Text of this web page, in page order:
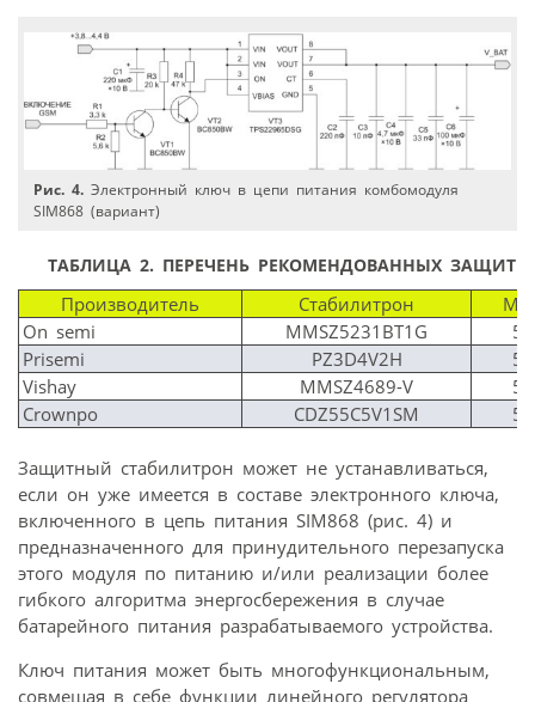
Рис. 4. Электронный ключ в цепи питания комбомодуля
SIM868 (вариант)
ТАБЛИЦА 2. ПЕРЕЧЕНЬ РЕКОМЕНДОВАННЫХ
Производитель Стабилитрон
On semi
MMSZ5231BT1G
Prisemi
PZ3D4V2H
Vishay
MMSZ4689-V
Crownpo
CDZ55C5V1SM
Защитный стабилитрон может не устанавливаться,
если он уже имеется в составе электронного ключа,
включенного в цепь питания SIM868 (рис. 4) и
предназначенного для принудительного перезапуска
этого модуля по питанию и/или реализации более
гибкого алгоритма энергосбережения в случае
батарейного питания разрабатываемого устройства.
Ключ питания может быть многофункциональным,
совмещая в себе функции линейного регулятора